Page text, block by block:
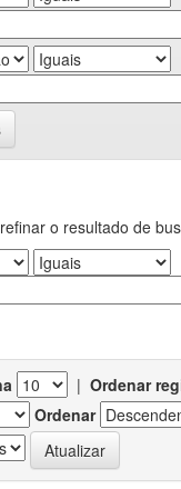
o resultado de
| Ordenar
Ordenar